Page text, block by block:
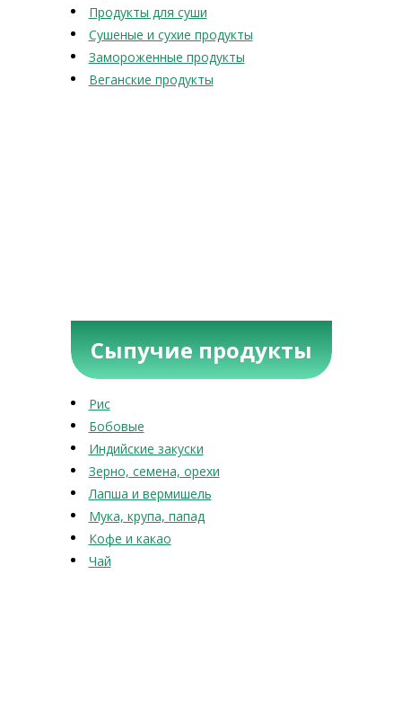
Продукты для суши
Сушеные и сухие продукты
Замороженные продукты
Веганские продукты
Сыпучие продукты
Рис
Бобовые
Индийские закуски
Зерно, семена, орехи
Лапша и вермишель
Мука, крупа, папад
Кофе и какао
Чай